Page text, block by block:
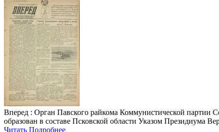
Вперед : Орган Павского райкома Коммунистической партии
образован в составе Псковской области Указом Президиума
Читать Подробнее